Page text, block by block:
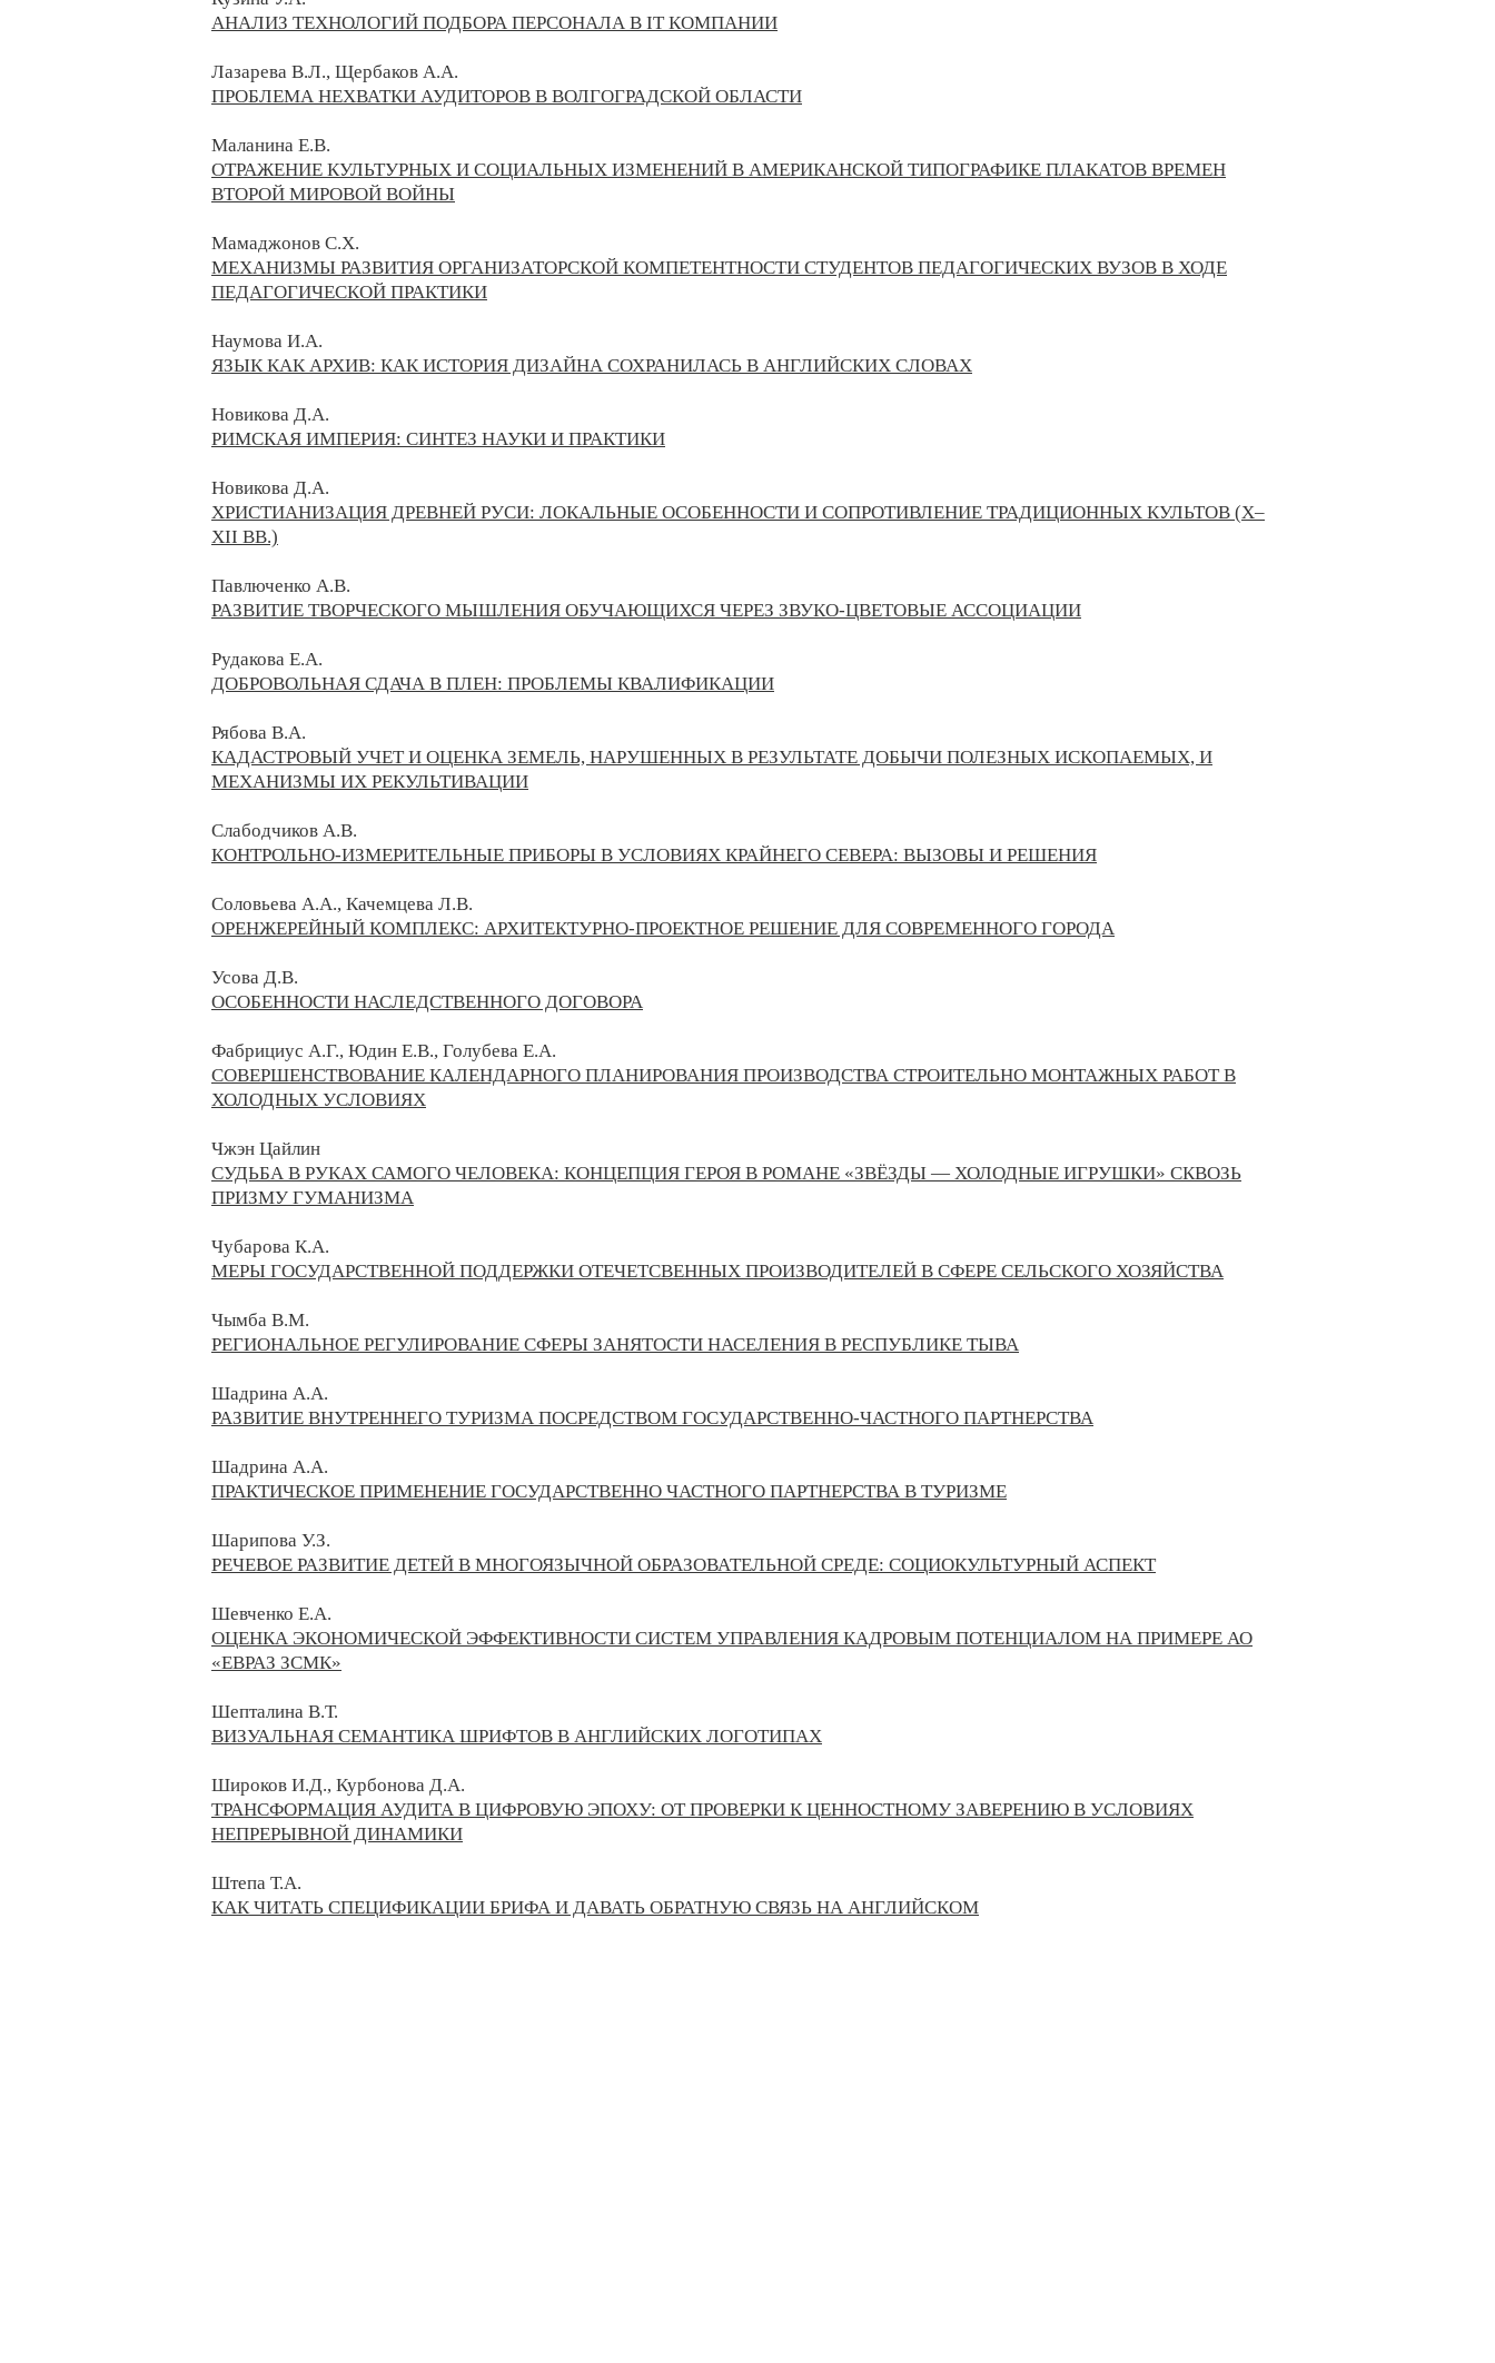
АНАЛИЗ ТЕХНОЛОГИЙ ПОДБОРА ПЕРСОНАЛА В IT КОМПАНИИ
Лазарева В.Л., Щербаков А.А.
ПРОБЛЕМА НЕХВАТКИ АУДИТОРОВ В ВОЛГОГРАДСКОЙ ОБЛАСТИ
Маланина Е.В.
ОТРАЖЕНИЕ КУЛЬТУРНЫХ И СОЦИАЛЬНЫХ ИЗМЕНЕНИЙ В АМЕРИКАНСКОЙ ТИПОГРАФИКЕ ПЛАКАТОВ ВРЕМЕН
ВТОРОЙ МИРОВОЙ ВОЙНЫ
Мамаджонов С.Х.
МЕХАНИЗМЫ РАЗВИТИЯ ОРГАНИЗАТОРСКОЙ КОМПЕТЕНТНОСТИ СТУДЕНТОВ ПЕДАГОГИЧЕСКИХ ВУЗОВ В ХОДЕ
ПЕДАГОГИЧЕСКОЙ ПРАКТИКИ
Наумова И.А.
ЯЗЫК КАК АРХИВ: КАК ИСТОРИЯ ДИЗАЙНА СОХРАНИЛАСЬ В АНГЛИЙСКИХ СЛОВАХ
Новикова Д.А.
РИМСКАЯ ИМПЕРИЯ: СИНТЕЗ НАУКИ И ПРАКТИКИ
Новикова Д.А.
ХРИСТИАНИЗАЦИЯ ДРЕВНЕЙ РУСИ: ЛОКАЛЬНЫЕ ОСОБЕННОСТИ И СОПРОТИВЛЕНИЕ ТРАДИЦИОННЫХ КУЛЬТОВ (X–
XII ВВ.)
Павлюченко А.В.
РАЗВИТИЕ ТВОРЧЕСКОГО МЫШЛЕНИЯ ОБУЧАЮЩИХСЯ ЧЕРЕЗ ЗВУКО-ЦВЕТОВЫЕ АССОЦИАЦИИ
Рудакова Е.А.
ДОБРОВОЛЬНАЯ СДАЧА В ПЛЕН: ПРОБЛЕМЫ КВАЛИФИКАЦИИ
Рябова В.А.
КАДАСТРОВЫЙ УЧЕТ И ОЦЕНКА ЗЕМЕЛЬ, НАРУШЕННЫХ В РЕЗУЛЬТАТЕ ДОБЫЧИ ПОЛЕЗНЫХ ИСКОПАЕМЫХ, И
МЕХАНИЗМЫ ИХ РЕКУЛЬТИВАЦИИ
Слабодчиков А.В.
КОНТРОЛЬНО-ИЗМЕРИТЕЛЬНЫЕ ПРИБОРЫ В УСЛОВИЯХ КРАЙНЕГО СЕВЕРА: ВЫЗОВЫ И РЕШЕНИЯ
Соловьева А.А., Качемцева Л.В.
ОРЕНЖЕРЕЙНЫЙ КОМПЛЕКС: АРХИТЕКТУРНО-ПРОЕКТНОЕ РЕШЕНИЕ ДЛЯ СОВРЕМЕННОГО ГОРОДА
Усова Д.В.
ОСОБЕННОСТИ НАСЛЕДСТВЕННОГО ДОГОВОРА
Фабрициус А.Г., Юдин Е.В., Голубева Е.А.
СОВЕРШЕНСТВОВАНИЕ КАЛЕНДАРНОГО ПЛАНИРОВАНИЯ ПРОИЗВОДСТВА СТРОИТЕЛЬНО МОНТАЖНЫХ РАБОТ В
ХОЛОДНЫХ УСЛОВИЯХ
Чжэн Цайлин
СУДЬБА В РУКАХ САМОГО ЧЕЛОВЕКА: КОНЦЕПЦИЯ ГЕРОЯ В РОМАНЕ «ЗВЁЗДЫ — ХОЛОДНЫЕ ИГРУШКИ» СКВОЗЬ
ПРИЗМУ ГУМАНИЗМА
Чубарова К.А.
МЕРЫ ГОСУДАРСТВЕННОЙ ПОДДЕРЖКИ ОТЕЧЕТСВЕННЫХ ПРОИЗВОДИТЕЛЕЙ В СФЕРЕ СЕЛЬСКОГО ХОЗЯЙСТВА
Чымба В.М.
РЕГИОНАЛЬНОЕ РЕГУЛИРОВАНИЕ СФЕРЫ ЗАНЯТОСТИ НАСЕЛЕНИЯ В РЕСПУБЛИКЕ ТЫВА
Шадрина А.А.
РАЗВИТИЕ ВНУТРЕННЕГО ТУРИЗМА ПОСРЕДСТВОМ ГОСУДАРСТВЕННО-ЧАСТНОГО ПАРТНЕРСТВА
Шадрина А.А.
ПРАКТИЧЕСКОЕ ПРИМЕНЕНИЕ ГОСУДАРСТВЕННО ЧАСТНОГО ПАРТНЕРСТВА В ТУРИЗМЕ
Шарипова У.З.
РЕЧЕВОЕ РАЗВИТИЕ ДЕТЕЙ В МНОГОЯЗЫЧНОЙ ОБРАЗОВАТЕЛЬНОЙ СРЕДЕ: СОЦИОКУЛЬТУРНЫЙ АСПЕКТ
Шевченко Е.А.
ОЦЕНКА ЭКОНОМИЧЕСКОЙ ЭФФЕКТИВНОСТИ СИСТЕМ УПРАВЛЕНИЯ КАДРОВЫМ ПОТЕНЦИАЛОМ НА ПРИМЕРЕ АО
«ЕВРАЗ ЗСМК»
Шепталина В.Т.
ВИЗУАЛЬНАЯ СЕМАНТИКА ШРИФТОВ В АНГЛИЙСКИХ ЛОГОТИПАХ
Широков И.Д., Курбонова Д.А.
ТРАНСФОРМАЦИЯ АУДИТА В ЦИФРОВУЮ ЭПОХУ: ОТ ПРОВЕРКИ К ЦЕННОСТНОМУ ЗАВЕРЕНИЮ В УСЛОВИЯХ
НЕПРЕРЫВНОЙ ДИНАМИКИ
Штепа Т.А.
КАК ЧИТАТЬ СПЕЦИФИКАЦИИ БРИФА И ДАВАТЬ ОБРАТНУЮ СВЯЗЬ НА АНГЛИЙСКОМ